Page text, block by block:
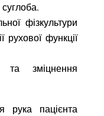
фізкультури
рухової функції
та зміцнення
рука пацієнта